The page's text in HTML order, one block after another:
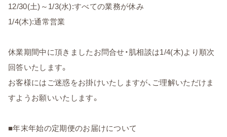
12/30(土)～1/3(水):すべての業務が休み
1/4(木):通常営業
休業期間中に頂きましたお問合せ・肌相談は1/4(木)より順次
回答いたします。
お客様にはご迷惑をお掛けいたしますが、ご理解いただけま
すようお願いいたします。
■年末年始の定期便のお届けについて